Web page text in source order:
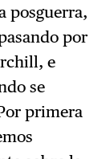
posguerra,
por
e
se
primera